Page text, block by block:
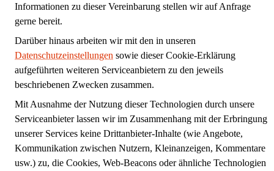
Informationen zu dieser Vereinbarung stellen wir auf Anfrage
gerne bereit.
Darüber hinaus arbeiten wir mit den in unseren
Datenschutzeinstellungen sowie dieser Cookie-Erklärung
aufgeführten weiteren Serviceanbietern zu den jeweils
beschriebenen Zwecken zusammen.
Mit Ausnahme der Nutzung dieser Technologien durch unsere
Serviceanbieter lassen wir im Zusammenhang mit der Erbringung
unserer Services keine Drittanbieter-Inhalte (wie Angebote,
Kommunikation zwischen Nutzern, Kleinanzeigen, Kommentare
usw.) zu, die Cookies, Web-Beacons oder ähnliche Technologien